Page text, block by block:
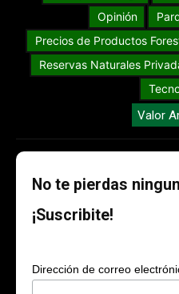
Opinión
Precios de Productos
Reservas Naturales
Valor
No te pierdas
¡Suscribite!
Dirección de correo